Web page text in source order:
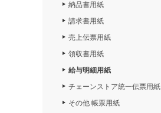
納品書用紙
請求書用紙
売上伝票用紙
領収書用紙
給与明細用紙
チェーンストア統一伝票用紙
その他 帳票用紙